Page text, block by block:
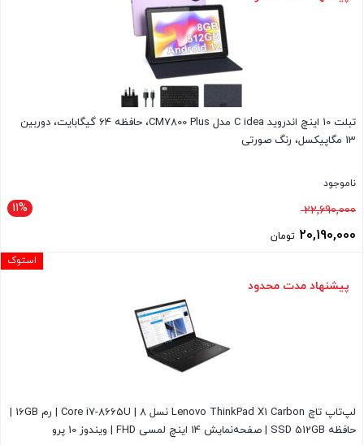
تبلت 10 اینچ اندروید C idea مدل CM7800 Plus، حافظه 64 گیگابایت، دوربین
13 مگاپیکسل، رنگ صورتی
ناموجود
11% 22,690,000قیمت
اصلی20,190,000 تومان
فعلی
پیشنهاد مدت محدود
لپ‌تاپ تاچ Lenovo ThinkPad X1 Carbon نسل 8 | Core i7-8665U | رم 16GB |
حافظه SSD 512GB | صفحه‌نمایش 14 اینچ لمسی FHD | ویندوز 10 پرو
استوک